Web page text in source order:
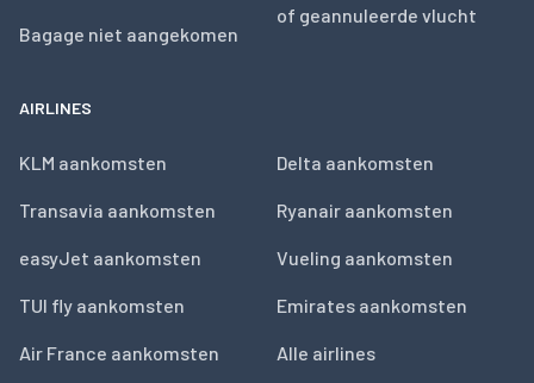
Bagage niet aangekomen
of geannuleerde vlucht
AIRLINES
KLM aankomsten
Transavia aankomsten
easyJet aankomsten
TUI fly aankomsten
Air France aankomsten
Delta aankomsten
Ryanair aankomsten
Vueling aankomsten
Emirates aankomsten
Alle airlines